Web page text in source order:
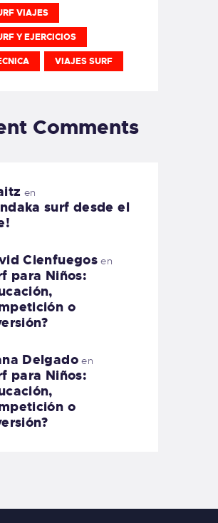
VIAJES
Y EJERCICIOS
VIAJES SURF
Comments
en
surf desde el
Cienfuegos en
para Niños:
o
Delgadoen
para Niños:
o